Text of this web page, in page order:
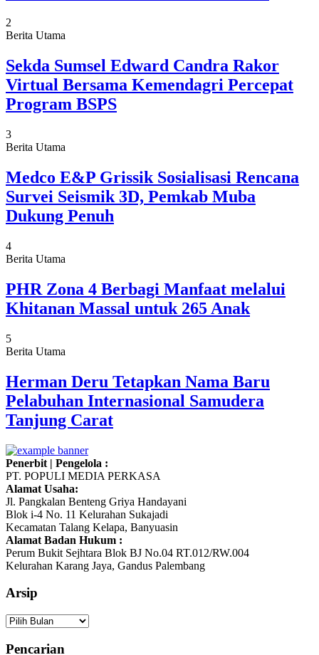
2
Berita Utama
Sekda Sumsel Edward Candra Rakor
Virtual Bersama Kemendagri Percepat
Program BSPS
3
Berita Utama
Medco E&P Grissik Sosialisasi Rencana
Survei Seismik 3D, Pemkab Muba
Dukung Penuh
4
Berita Utama
PHR Zona 4 Berbagi Manfaat melalui
Khitanan Massal untuk 265 Anak
5
Berita Utama
Herman Deru Tetapkan Nama Baru
Pelabuhan Internasional Samudera
Tanjung Carat
Penerbit | Pengelola :
PT. POPULI MEDIA PERKASA
Alamat Usaha:
Jl. Pangkalan Benteng Griya Handayani
Blok i-4 No. 11 Kelurahan Sukajadi
Kecamatan Talang Kelapa, Banyuasin
Alamat Badan Hukum :
Perum Bukit Sejhtara Blok BJ No.04 RT.012/RW.004
Kelurahan Karang Jaya, Gandus Palembang
Arsip
Arsip
Pencarian